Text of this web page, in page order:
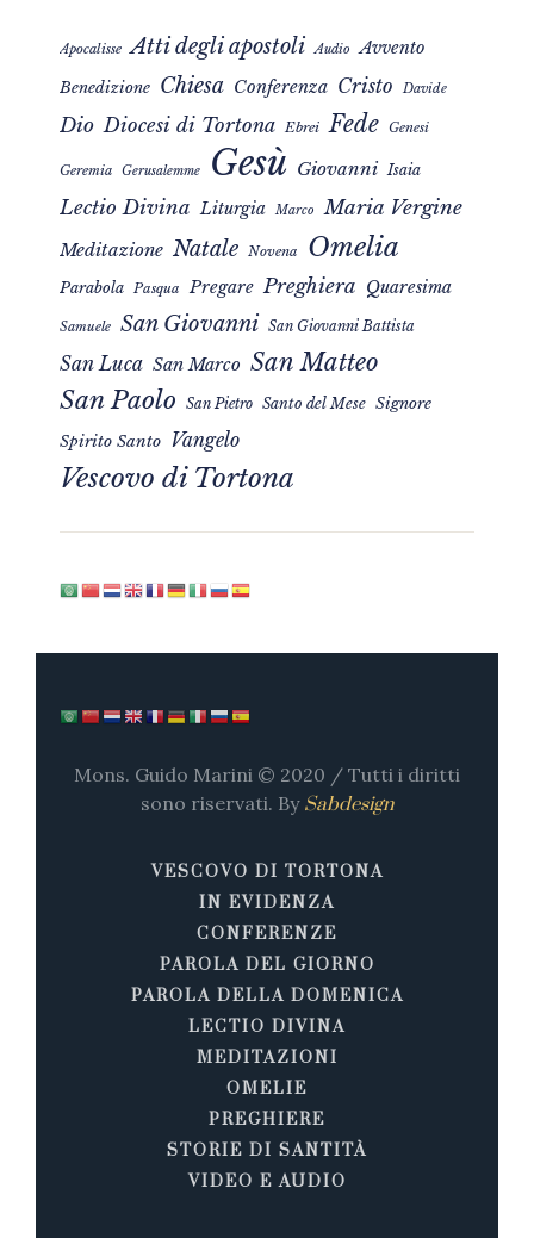
Apocalisse Atti degli apostoli Audio Avvento
Benedizione Chiesa Conferenza Cristo Davide
Dio Diocesi di Tortona Ebrei Fede Genesi
Geremia Gerusalemme Gesù Giovanni Isaia
Lectio Divina Liturgia Marco Maria Vergine
Meditazione Natale Novena Omelia
Parabola Pasqua Pregare Preghiera Quaresima
Samuele San Giovanni San Giovanni Battista
San Luca San Marco San Matteo
San Paolo San Pietro Santo del Mese Signore
Spirito Santo Vangelo
Vescovo di Tortona
Mons. Guido Marini © 2020 / Tutti i diritti
sono riservati. By Sabdesign
VESCOVO DI TORTONA
IN EVIDENZA
CONFERENZE
PAROLA DEL GIORNO
PAROLA DELLA DOMENICA
LECTIO DIVINA
MEDITAZIONI
OMELIE
PREGHIERE
STORIE DI SANTITÀ
VIDEO E AUDIO